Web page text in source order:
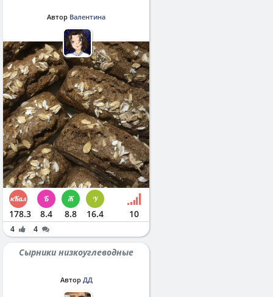
Автор Валентина
178.3 8.4 8.8 16.4 10
4 4
Сырники низкоуглеводные
Автор ДД